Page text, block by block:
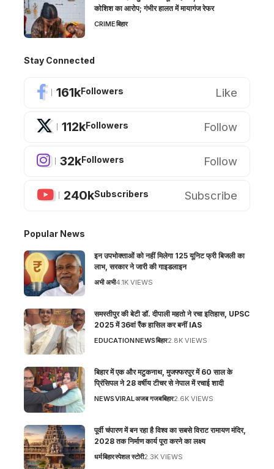
कोशिश का आरोप; गंभीर हालत में मायागंज रेफर
CRIMEबिहार
Stay Connected
161kFollowers Like
112kFollowers Follow
32kFollowers Follow
240kSubscribers Subscribe
Popular News
इन उपभोक्ताओं को नहीं मिलेगा 125 यूनिट फ्री बिजली का
लाभ, सरकार ने जारी की गाइडलाइन
अभी अभी4.1K VIEWS
समस्तीपुर की बेटी डॉ. दीपाली महतो ने रचा इतिहास, UPSC
2025 में 36वां रैंक हासिल कर बनीं IAS
EDUCATIONNEWSबिहार2.8K VIEWS
बिहार में एक और मटुकनाथ, मुजफ्फरपुर में 60 साल के
प्रिंसिपल ने 28 वर्षीय टीचर से नेपाल में रचाई शादी
NEWSVIRALअजब गजबबिहार2.6K VIEWS
पूर्वी चंपारण में बन रहा है विश्व का सबसे विराट रामायण मंदिर,
2028 तक निर्माण कार्य पूरा करने का लक्ष्य
धर्मबिहारस्पेशल स्टोरी2.3K VIEWS